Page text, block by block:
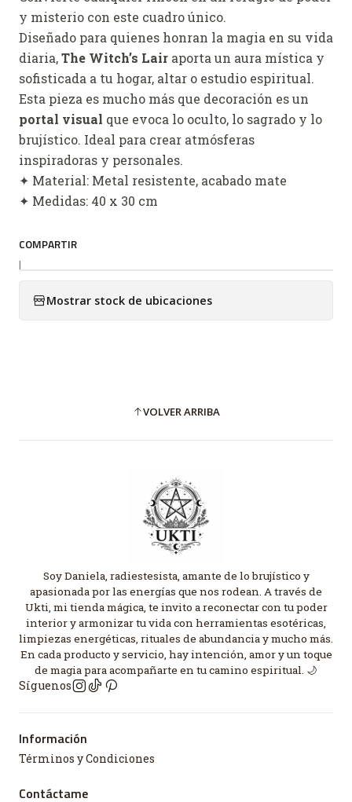
y misterio con este cuadro único.
Diseñado para quienes honran la magia en su vida
diaria,The Witch’s Lair aporta un aura mística y
sofisticada a tu hogar, altar o estudio espiritual.
Esta pieza es mucho más que decoración es un
portal visual que evoca lo oculto, lo sagrado y lo
brujístico. Ideal para crear atmósferas
inspiradoras y personales.
✦ Material: Metal resistente, acabado mate
✦ Medidas: 40 x 30 cm
COMPARTIR
|
Mostrar stock de ubicaciones
VOLVER ARRIBA
Soy Daniela, radiestesista, amante de lo brujístico y
apasionada por las energías que nos rodean. A través de
Ukti, mi tienda mágica, te invito a reconectar con tu poder
interior y armonizar tu vida con herramientas esotéricas,
limpiezas energéticas, rituales de abundancia y mucho más.
En cada producto y servicio, hay intención, amor y un toque
de magia para acompañarte en tu camino espiritual. 🌙
Síguenos
Información
Términos y Condiciones
Contáctame